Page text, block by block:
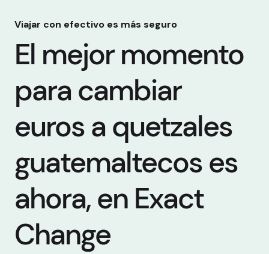
Viajar con efectivo es más seguro
El mejor momento
para cambiar
euros a quetzales
guatemaltecos es
ahora, en Exact
Change